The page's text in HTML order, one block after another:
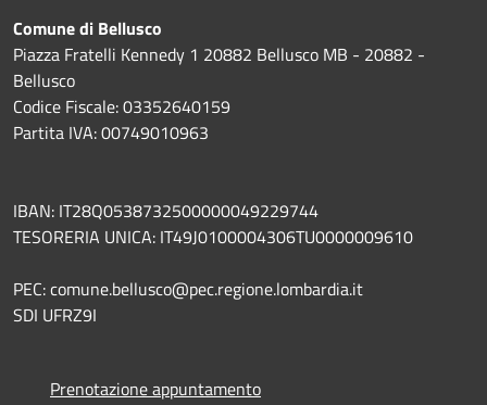
Comune di Bellusco
Piazza Fratelli Kennedy 1 20882 Bellusco MB - 20882 -
Bellusco
Codice Fiscale: 03352640159
Partita IVA: 00749010963
IBAN: IT28Q0538732500000049229744
TESORERIA UNICA: IT49J0100004306TU0000009610
PEC: comune.bellusco@pec.regione.lombardia.it
SDI UFRZ9I
Prenotazione appuntamento